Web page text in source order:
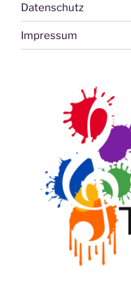
Datenschutz
Impressum